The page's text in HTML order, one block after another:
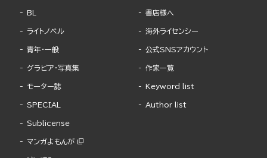
BL
ライトノベル
青年・一般
グラビア・写真集
モーター誌
SPECIAL
Sublicense
マンガよもんが
書店様へ
海外ライセンシー
公式SNSアカウント
作家一覧
Keyword list
Author list